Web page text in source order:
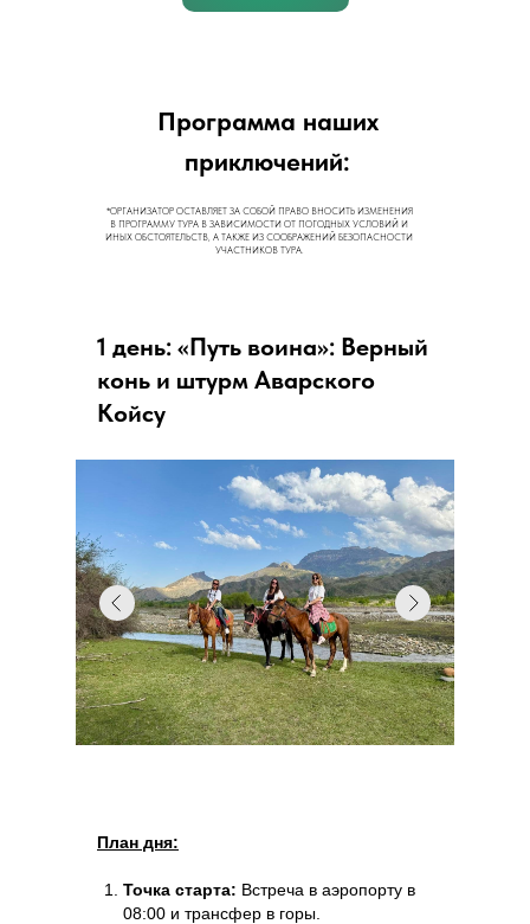
Программа наших
приключений:
*ОРГАНИЗАТОР ОСТАВЛЯЕТ ЗА СОБОЙ ПРАВО ВНОСИТЬ ИЗМЕНЕНИЯ
В ПРОГРАММУ ТУРА В ЗАВИСИМОСТИ ОТ ПОГОДНЫХ УСЛОВИЙ И
ИНЫХ ОБСТОЯТЕЛЬСТВ, А ТАКЖЕ ИЗ СООБРАЖЕНИЙ БЕЗОПАСНОСТИ
УЧАСТНИКОВ ТУРА.
1 день: «Путь воина»: Верный
конь и штурм Аварского
Койсу
План дня:
Точка старта: Встреча в аэропорту в
08:00 и трансфер в горы.